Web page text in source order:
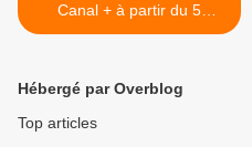
Canal + à partir du 5
octobre
Hébergé par Overblog
Top articles